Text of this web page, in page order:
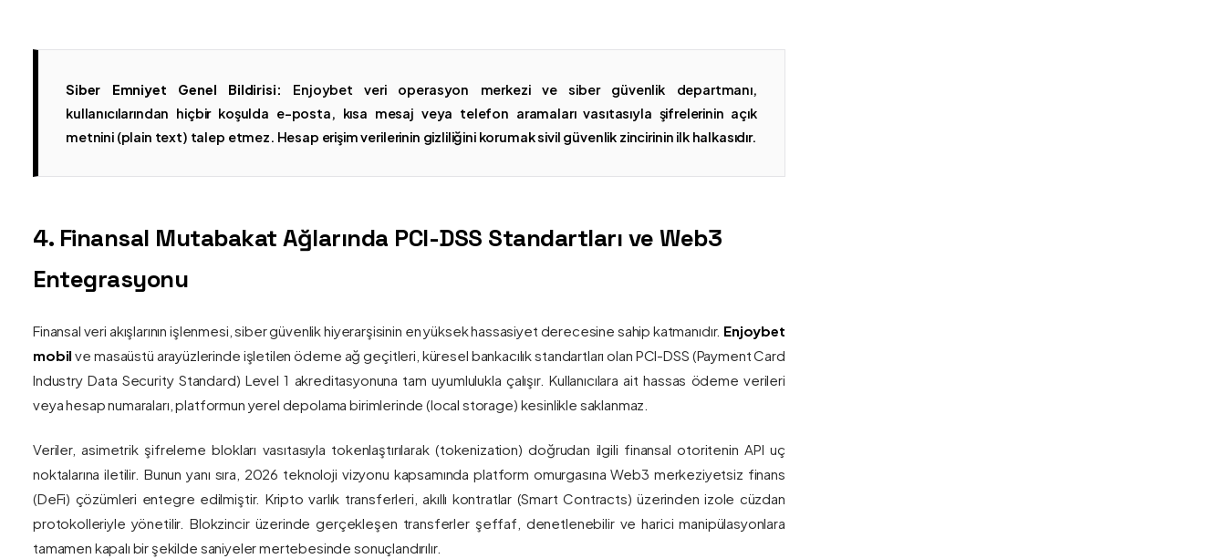
Siber Emniyet Genel Bildirisi: Enjoybet veri operasyon merkezi ve siber güvenlik departmanı,
kullanıcılarından hiçbir koşulda e-posta, kısa mesaj veya telefon aramaları vasıtasıyla şifrelerinin açık
metnini (plain text) talep etmez. Hesap erişim verilerinin gizliliğini korumak sivil güvenlik zincirinin ilk halkasıdır.
4. Finansal Mutabakat Ağlarında PCI-DSS Standartları ve Web3
Entegrasyonu
Finansal veri akışlarının işlenmesi, siber güvenlik hiyerarşisinin en yüksek hassasiyet derecesine sahip katmanıdır. Enjoybet
mobil ve masaüstü arayüzlerinde işletilen ödeme ağ geçitleri, küresel bankacılık standartları olan PCI-DSS (Payment Card
Industry Data Security Standard) Level 1 akreditasyonuna tam uyumlulukla çalışır. Kullanıcılara ait hassas ödeme verileri
veya hesap numaraları, platformun yerel depolama birimlerinde (local storage) kesinlikle saklanmaz.
Veriler, asimetrik şifreleme blokları vasıtasıyla tokenlaştırılarak (tokenization) doğrudan ilgili finansal otoritenin API uç
noktalarına iletilir. Bunun yanı sıra, 2026 teknoloji vizyonu kapsamında platform omurgasına Web3 merkeziyetsiz finans
(DeFi) çözümleri entegre edilmiştir. Kripto varlık transferleri, akıllı kontratlar (Smart Contracts) üzerinden izole cüzdan
protokolleriyle yönetilir. Blokzincir üzerinde gerçekleşen transferler şeffaf, denetlenebilir ve harici manipülasyonlara
tamamen kapalı bir şekilde saniyeler mertebesinde sonuçlandırılır.